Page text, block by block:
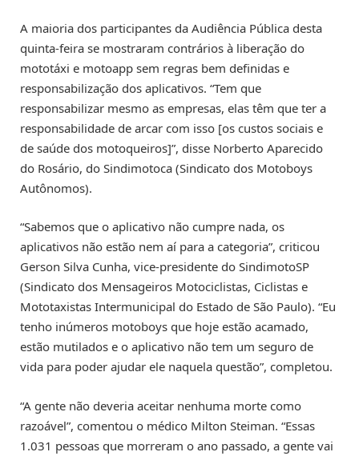
A maioria dos participantes da Audiência Pública desta
quinta-feira se mostraram contrários à liberação do
mototáxi e motoapp sem regras bem definidas e
responsabilização dos aplicativos. “Tem que
responsabilizar mesmo as empresas, elas têm que ter a
responsabilidade de arcar com isso [os custos sociais e
de saúde dos motoqueiros]”, disse Norberto Aparecido
do Rosário, do Sindimotoca (Sindicato dos Motoboys
Autônomos).
“Sabemos que o aplicativo não cumpre nada, os
aplicativos não estão nem aí para a categoria”, criticou
Gerson Silva Cunha, vice-presidente do SindimotoSP
(Sindicato dos Mensageiros Motociclistas, Ciclistas e
Mototaxistas Intermunicipal do Estado de São Paulo). “Eu
tenho inúmeros motoboys que hoje estão acamado,
estão mutilados e o aplicativo não tem um seguro de
vida para poder ajudar ele naquela questão”, completou.
“A gente não deveria aceitar nenhuma morte como
razoável”, comentou o médico Milton Steiman. “Essas
1.031 pessoas que morreram o ano passado, a gente vai